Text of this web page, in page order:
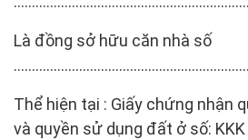
Là đồng sở hữu căn nhà số
Thể hiện tại : Giấy chứng nhận
và quyền sử dụng đất ở số: KKK